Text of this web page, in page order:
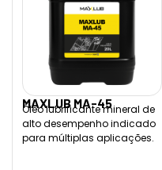
MAXLUB MA-45
Óleo lubrificante mineral de
alto desempenho indicado
para múltiplas aplicações.